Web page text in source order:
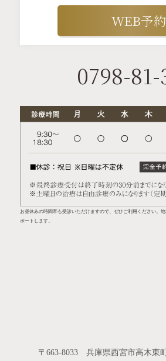
WEB予約
0798-81-
お昼休みの時間帯も受診いただけますので、ぜひご利用ください。
ポートします。
〒663-8033 兵庫県西宮市高木東